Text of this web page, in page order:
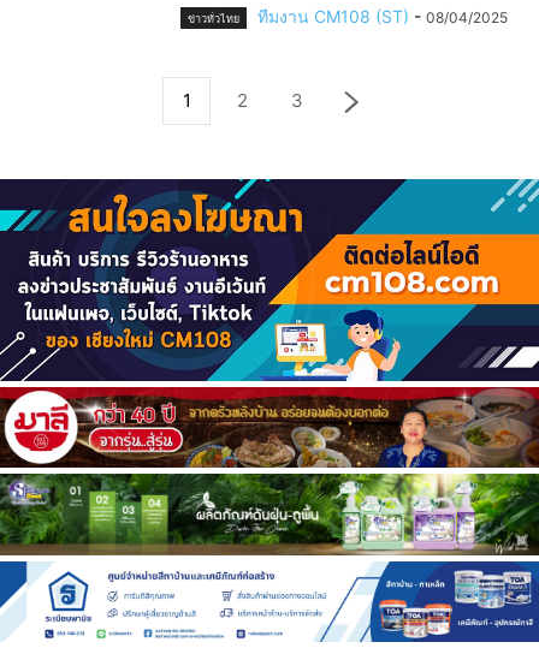
ข่าวทั่วไทย ทีมงาน CM108 (ST) - 08/04/2025
1 2 3